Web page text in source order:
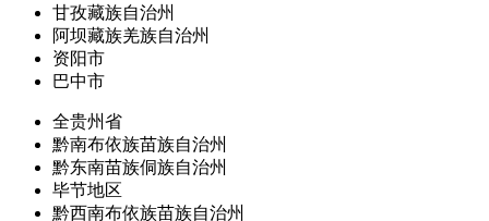
甘孜藏族自治州
阿坝藏族羌族自治州
资阳市
巴中市
全贵州省
黔南布依族苗族自治州
黔东南苗族侗族自治州
毕节地区
黔西南布依族苗族自治州